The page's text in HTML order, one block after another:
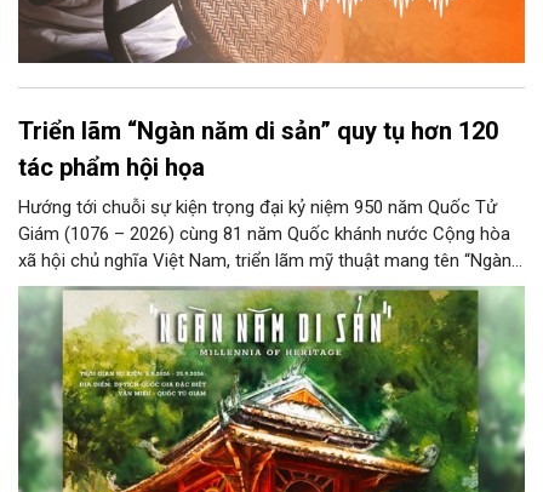
Triển lãm “Ngàn năm di sản” quy tụ hơn 120
tác phẩm hội họa
Hướng tới chuỗi sự kiện trọng đại kỷ niệm 950 năm Quốc Tử
Giám (1076 – 2026) cùng 81 năm Quốc khánh nước Cộng hòa
xã hội chủ nghĩa Việt Nam, triển lãm mỹ thuật mang tên “Ngàn
năm di sản” sẽ chính thức khai mạc vào ngày 8/8 tại Nhà Thái
Học, Di tích Quốc gia đặc biệt Văn Miếu – Quốc Tử Giám. Sự
kiện kéo dài đến ngày 25/9/2026 hứa hẹn trở thành điểm đến
văn hóa đầy sức hút, góp phần làm phong phú đời sống nghệ
thuật của Thủ đô trong mùa thu này.